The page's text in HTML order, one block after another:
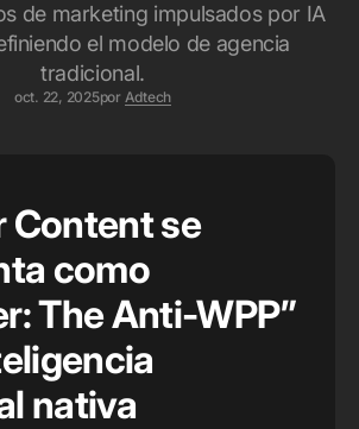
de marketing impulsados por IA
el modelo de agencia
tradicional.
oct. 22, 2025por Adtech
Content se
como
The Anti-WPP”
nativa